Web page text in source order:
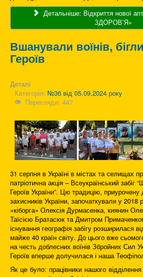
Детальніше: Відкриття нової
ЗДОРОВ’Я»
Вшанували воїнів,
Героїв
Деталі
Категорія: №36 від 05.09.2024 року
Перегляди: 447
31 серпня в Україні в містах та селищах
патріотична акція – Всеукраїнський забіг
Героїв України”. Цю традицію, приурочену
захисників України, започаткували у 2018
«кіборга» Олексія Дурмасенка, киянин
Таїсією Братасюк та Дмитром
існування географія забігу розширилася
майже 40 країн світу. До цього вже
на честь доблесних воїнів Збройних Сил
Героїв вперше долучилася і наша
Як це було: працівники нашого